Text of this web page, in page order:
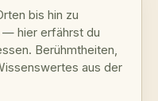
bis hin zu
— hier erfährst du
Berühmtheiten,
aus der